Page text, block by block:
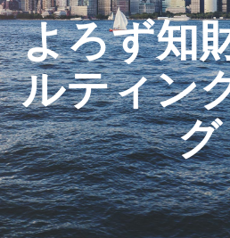
よろず知
ルティン
グ